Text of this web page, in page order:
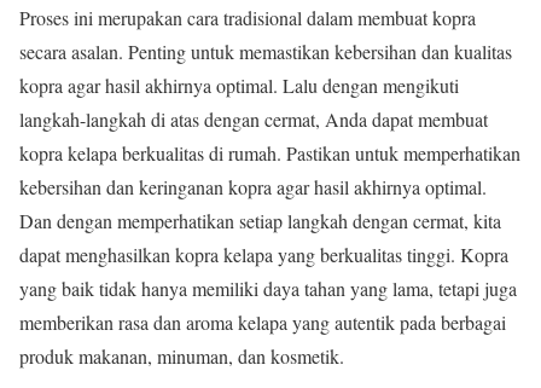
Proses ini merupakan cara tradisional dalam membuat kopra
secara asalan. Penting untuk memastikan kebersihan dan kualitas
kopra agar hasil akhirnya optimal. Lalu dengan mengikuti
langkah-langkah di atas dengan cermat, Anda dapat membuat
kopra kelapa berkualitas di rumah. Pastikan untuk memperhatikan
kebersihan dan keringanan kopra agar hasil akhirnya optimal.
Dan dengan memperhatikan setiap langkah dengan cermat, kita
dapat menghasilkan kopra kelapa yang berkualitas tinggi. Kopra
yang baik tidak hanya memiliki daya tahan yang lama, tetapi juga
memberikan rasa dan aroma kelapa yang autentik pada berbagai
produk makanan, minuman, dan kosmetik.